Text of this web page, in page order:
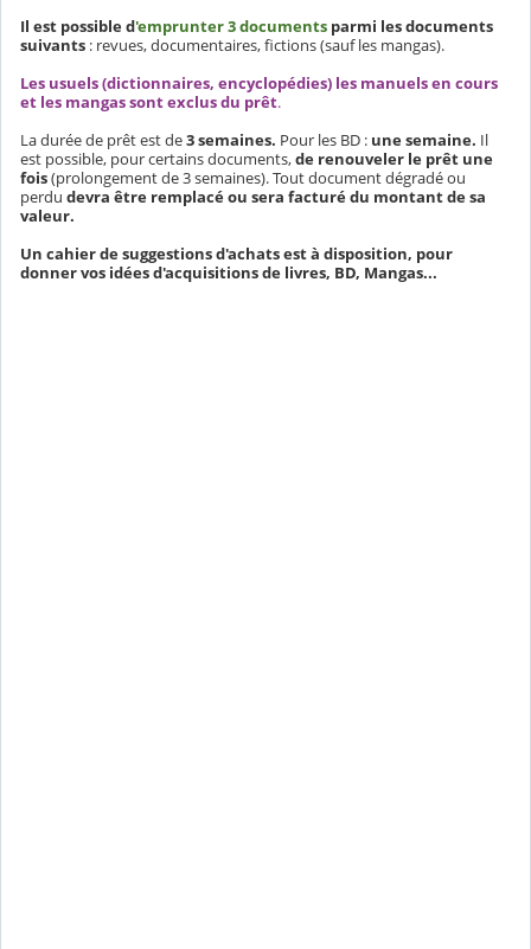
Il est possible d'emprunter 3 documents parmi les documents
suivants : revues, documentaires, fictions (sauf les mangas).
Les usuels (dictionnaires, encyclopédies) les manuels en cours
et les mangas sont exclus du prêt.
La durée de prêt est de3 semaines. Pour les BD : une semaine. Il
est possible, pour certains documents,de renouveler le prêt une
fois(prolongement de 3 semaines). Tout document dégradé ou
perdu devra être remplacé ou sera facturé du montant de sa
valeur.
Un cahier de suggestions d'achats est à disposition, pour
donner vos idées d'acquisitions de livres, BD, Mangas...